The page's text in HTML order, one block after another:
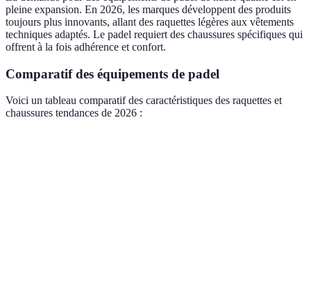
pleine expansion. En 2026, les marques développent des produits
toujours plus innovants, allant des raquettes légères aux vêtements
techniques adaptés. Le padel requiert des chaussures spécifiques qui
offrent à la fois adhérence et confort.
Comparatif des équipements de padel
Voici un tableau comparatif des caractéristiques des raquettes et
chaussures tendances de 2026 :